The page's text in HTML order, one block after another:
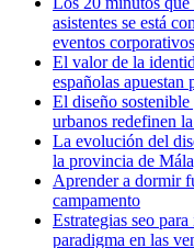
asistentes se está
eventos corporativos
El valor de la
españolas apuestan
El diseño
urbanos redefinen
La evolución del
la provincia de
Aprender a dormir
campamento
Estrategias seo
paradigma en las